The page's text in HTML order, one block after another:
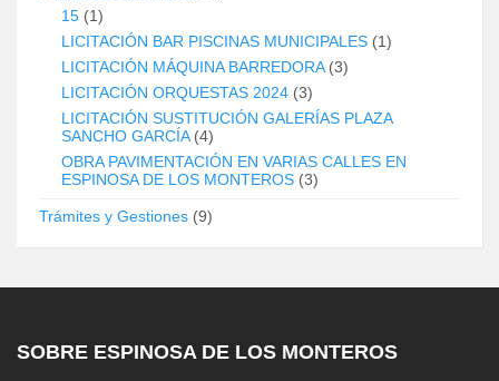
15 (1)
LICITACIÓN BAR PISCINAS MUNICIPALES (1)
LICITACIÓN MÁQUINA BARREDORA(3)
LICITACIÓN ORQUESTAS 2024 (3)
LICITACIÓN SUSTITUCIÓN GALERÍAS PLAZA
SANCHO GARCÍA(4)
OBRA PAVIMENTACIÓN EN VARIAS CALLES EN
ESPINOSA DE LOS MONTEROS (3)
Trámites y Gestiones (9)
SOBRE ESPINOSA DE LOS MONTEROS